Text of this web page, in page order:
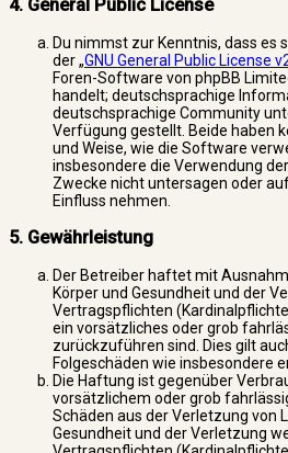
4. General Public License
Du nimmst zur Kenntnis, dass es
der „GNU General Public License
Foren-Software von phpBB
handelt; deutschsprachige
deutschsprachige Community
Verfügung gestellt. Beide haben
und Weise, wie die Software
insbesondere die Verwendung
Zwecke nicht untersagen oder
Einfluss nehmen.
5. Gewährleistung
Der Betreiber haftet mit
Körper und Gesundheit und der
Vertragspflichten
ein vorsätzliches oder grob
zurückzuführen sind. Dies gilt
Folgeschäden wie insbesondere
Die Haftung ist gegenüber
vorsätzlichem oder grob
Schäden aus der Verletzung von
Gesundheit und der Verletzung